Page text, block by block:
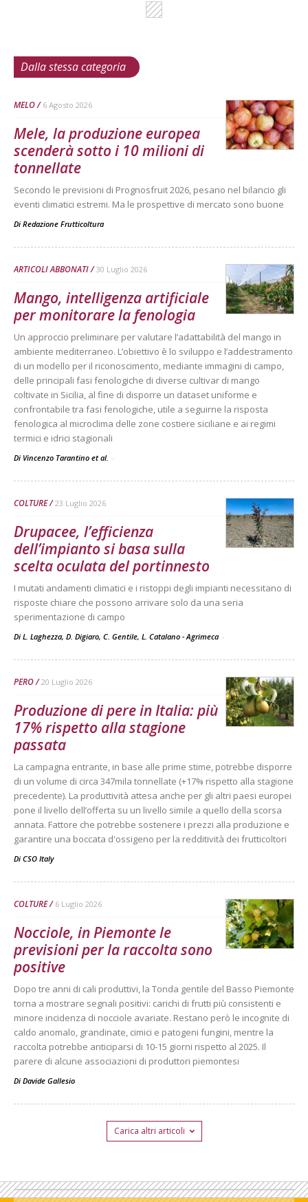
Dalla stessa categoria
MELO 6 Agosto 2026
Mele, la produzione europea
scenderà sotto i 10 milioni di
tonnellate
Secondo le previsioni di Prognosfruit 2026, pesano nel bilancio gli
eventi climatici estremi. Ma le prospettive di mercato sono buone
Di Redazione Frutticoltura
ARTICOLI ABBONATI 30 Luglio 2026
Mango, intelligenza artificiale
per monitorare la fenologia
Un approccio preliminare per valutare l’adattabilità del mango in
ambiente mediterraneo. L’obiettivo è lo sviluppo e l’addestramento
di un modello per il riconoscimento, mediante immagini di campo,
delle principali fasi fenologiche di diverse cultivar di mango
coltivate in Sicilia, al fine di disporre un dataset uniforme e
confrontabile tra fasi fenologiche, utile a seguirne la risposta
fenologica al microclima delle zone costiere siciliane e ai regimi
termici e idrici stagionali
Di Vincenzo Tarantino et al. -
COLTURE 23 Luglio 2026
Drupacee, l’efficienza
dell’impianto si basa sulla
scelta oculata del portinnesto
I mutati andamenti climatici e i ristoppi degli impianti necessitano di
risposte chiare che possono arrivare solo da una seria
sperimentazione di campo
Di L. Laghezza, D. Digiaro, C. Gentile, L. Catalano - Agrimeca -
PERO 20 Luglio 2026
Produzione di pere in Italia: più
17% rispetto alla stagione
passata
La campagna entrante, in base alle prime stime, potrebbe disporre
di un volume di circa 347mila tonnellate (+17% rispetto alla stagione
precedente). La produttività attesa anche per gli altri paesi europei
pone il livello dell’offerta su un livello simile a quello della scorsa
annata. Fattore che potrebbe sostenere i prezzi alla produzione e
garantire una boccata d'ossigeno per la redditività dei frutticoltori
Di CSO Italy
COLTURE 6 Luglio 2026
Nocciole, in Piemonte le
previsioni per la raccolta sono
positive
Dopo tre anni di cali produttivi, la Tonda gentile del Basso Piemonte
torna a mostrare segnali positivi: carichi di frutti più consistenti e
minore incidenza di nocciole avariate. Restano però le incognite di
caldo anomalo, grandinate, cimici e patogeni fungini, mentre la
raccolta potrebbe anticiparsi di 10-15 giorni rispetto al 2025. Il
parere di alcune associazioni di produttori piemontesi
Di Davide Gallesio
Carica altri articoli